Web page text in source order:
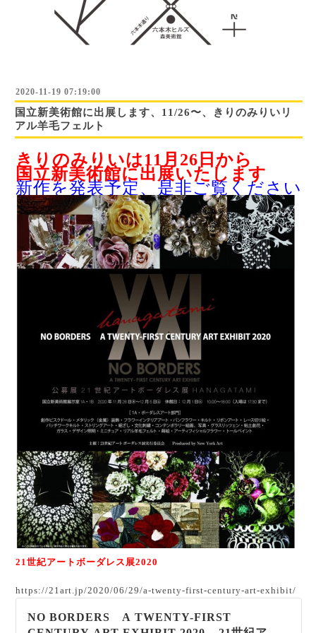
2020-11-19 07:19:00
国立新美術館に出展します、11/26〜、きりのみりいリ
アル羊毛フェルト
きりのみりいは11月26日から
国立新美術館に出展いたします
新作を発表予定、是非ご覧ください
21世紀アートボーダレス展2020
https://21art.jp/2020/06/29/a-twenty-first-century-art-exhibit/
NO BORDERS A TWENTY-FIRST